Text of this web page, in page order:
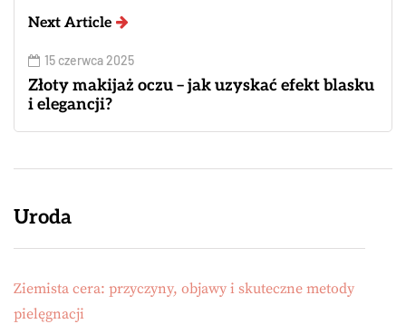
Next Article
15 czerwca 2025
Złoty makijaż oczu – jak uzyskać efekt blasku
i elegancji?
Uroda
Ziemista cera: przyczyny, objawy i skuteczne metody
pielęgnacji